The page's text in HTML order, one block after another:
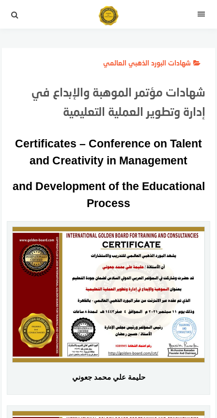
القائمة
شهادات البورد الذهبي العالمي
شهادات مؤتمر الموهبة والإبداع في
إدارة وتطوير العملية التعليمية
Certificates – Conference on Talent
and Creativity in Management
and Development of the Educational
Process
حليمة علي محمد جعوني